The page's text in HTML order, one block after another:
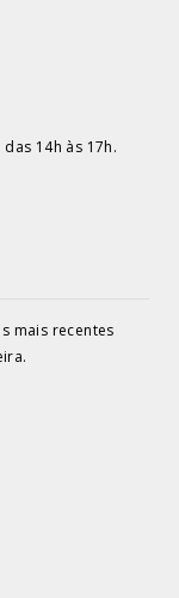
14h às 17h.
mais recentes